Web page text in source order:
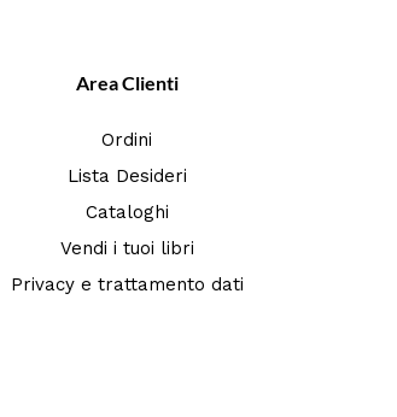
Area Clienti
Ordini
Lista Desideri
Cataloghi
Vendi i tuoi libri
Privacy e trattamento dati